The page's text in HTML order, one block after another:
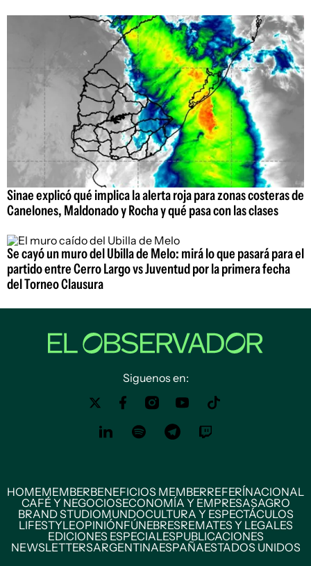
Sinae explicó qué implica la alerta roja para zonas costeras de
Canelones, Maldonado y Rocha y qué pasa con las clases
Se cayó un muro del Ubilla de Melo: mirá lo que pasará para el
partido entre Cerro Largo vs Juventud por la primera fecha
del Torneo Clausura
Siguenos en:
HOMEMEMBERBENEFICIOS MEMBERREFERÍNACIONAL
CAFÉ Y NEGOCIOSECONOMÍA Y EMPRESASAGRO
BRAND STUDIOMUNDOCULTURA Y ESPECTÁCULOS
LIFESTYLEOPINIÓNFÚNEBRESREMATES Y LEGALES
EDICIONES ESPECIALESPUBLICACIONES
NEWSLETTERSARGENTINAESPAÑAESTADOS UNIDOS